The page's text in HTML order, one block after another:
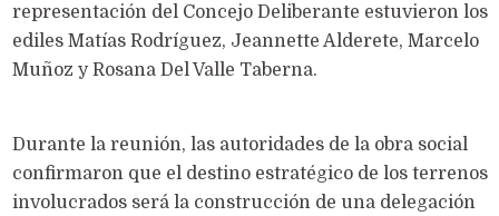
representación del Concejo Deliberante estuvieron los
ediles Matías Rodríguez, Jeannette Alderete, Marcelo
Muñoz y Rosana Del Valle Taberna.
Durante la reunión, las autoridades de la obra social
confirmaron que el destino estratégico de los terrenos
involucrados será la construcción de una delegación